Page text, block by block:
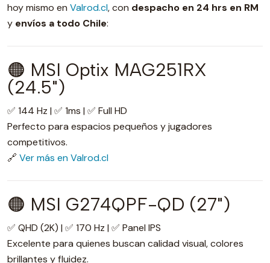
hoy mismo en Valrod.cl, con despacho en 24 hrs en RM
y envíos a todo Chile:
🟠 MSI Optix MAG251RX
(24.5")
✅ 144 Hz | ✅ 1ms | ✅ Full HD
Perfecto para espacios pequeños y jugadores
competitivos.
🔗 Ver más en Valrod.cl
🟠 MSI G274QPF-QD (27")
✅ QHD (2K) | ✅ 170 Hz | ✅ Panel IPS
Excelente para quienes buscan calidad visual, colores
brillantes y fluidez.